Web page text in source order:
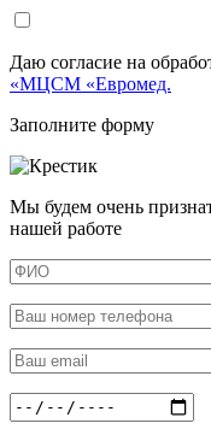
Даю согласие на
«МЦСМ «Евромед.
Заполните форму
Мы будем очень
нашей работе